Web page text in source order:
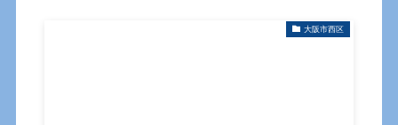
大阪市西区